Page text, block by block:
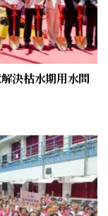
決枯水期用水問